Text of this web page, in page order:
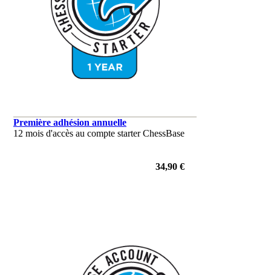
Première adhésion annuelle
12 mois d'accès au compte starter ChessBase
34,90 €